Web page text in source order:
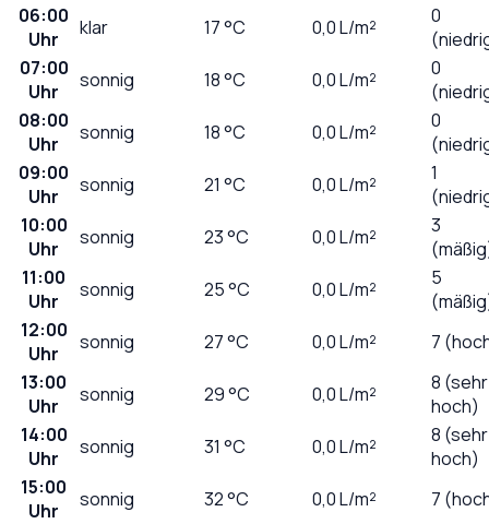
06:00
Uhr
klar 17°C 0,0L/m²
0
07:00
Uhr
sonnig 18°C 0,0L/m²
0
08:00
Uhr
sonnig 18°C 0,0L/m²
0
09:00
Uhr
sonnig 21 °C 0,0L/m²
1
10:00
Uhr
sonnig 23°C 0,0L/m²
3
11:00
Uhr
sonnig 25°C 0,0L/m²
5
12:00
Uhr
sonnig 27°C 0,0L/m²
7
13:00
Uhr
sonnig 29°C 0,0L/m²
8 (sehr
hoch)
14:00
Uhr
sonnig 31 °C 0,0L/m²
8 (sehr
hoch)
15:00
Uhr
sonnig 32°C 0,0L/m²
7